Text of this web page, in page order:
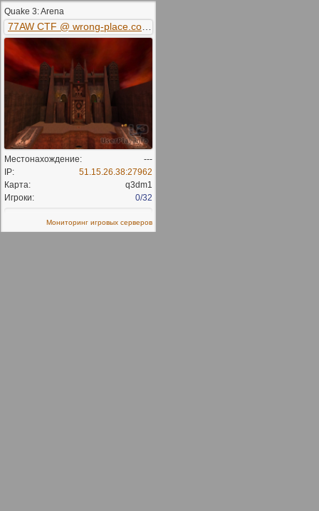
Quake 3: Arena
77AW CTF @ wrong-place.com
Местонахождение:
---
IP:
51.15.26.38:27962
Карта:
q3dm1
Игроки:
0/32
Мониторинг игровых серверов